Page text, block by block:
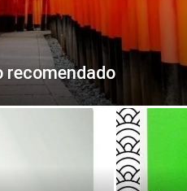
recomendado